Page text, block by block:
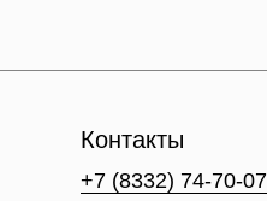
+7 (8332) 74-70-07
Контакты